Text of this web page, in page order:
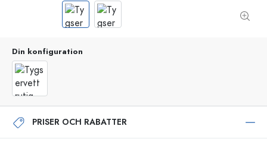
Din konfiguration
PRISER OCH RABATTER